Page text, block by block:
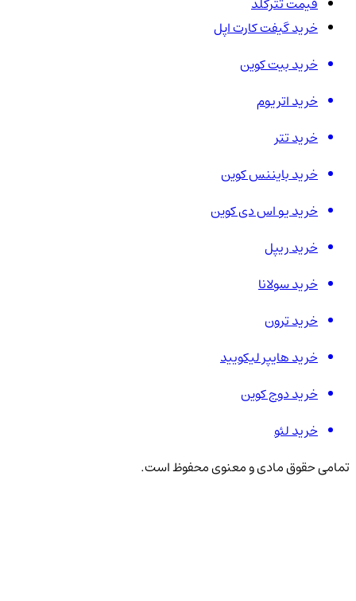
خرید گیفت کارت اپل
خرید بیت کوین
خرید اتریوم
خرید تتر
خرید بایننس کوین
خرید یو اس دی کوین
خرید ریپل
خرید سولانا
خرید ترون
خرید هایپر لیکویید
خرید دوج کوین
خرید لئو
تمامی حقوق مادی و معنوی محفوظ است.